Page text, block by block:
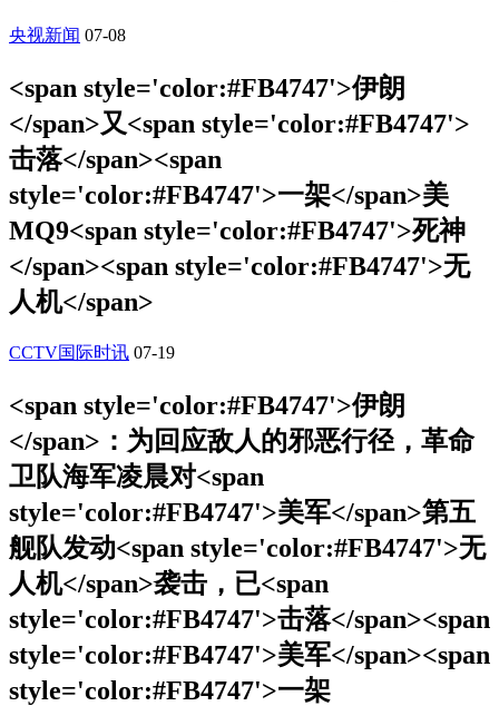
央视新闻 07-08
<span style='color:#FB4747'>伊朗
</span>又<span style='color:#FB4747'>
击落</span><span
style='color:#FB4747'>一架</span>美
MQ9<span style='color:#FB4747'>死神
</span><span style='color:#FB4747'>无
人机</span>
CCTV国际时讯 07-19
<span style='color:#FB4747'>伊朗
</span>：为回应敌人的邪恶行径，革命
卫队海军凌晨对<span
style='color:#FB4747'>美军</span>第五
舰队发动<span style='color:#FB4747'>无
人机</span>袭击，已<span
style='color:#FB4747'>击落</span><span
style='color:#FB4747'>美军</span><span
style='color:#FB4747'>一架